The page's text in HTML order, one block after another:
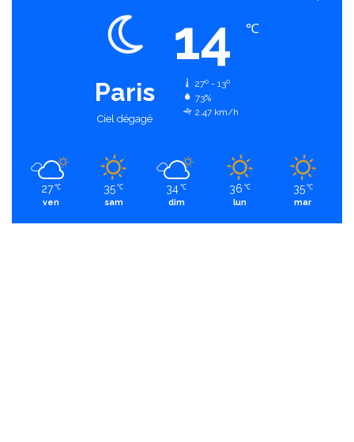
Paris
Ciel dégagé
14 ℃
27º - 13º
73%
2.47 km/h
27 ℃
ven
35 ℃
sam
34 ℃
dim
36 ℃
lun
35 ℃
mar